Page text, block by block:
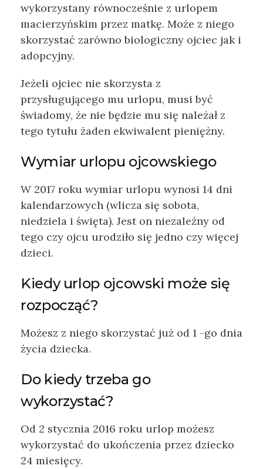
wykorzystany równocześnie z urlopem
macierzyńskim przez matkę. Może z niego
skorzystać zarówno biologiczny ojciec jak i
adopcyjny.
Jeżeli ojciec nie skorzysta z
przysługującego mu urlopu, musi być
świadomy, że nie będzie mu się należał z
tego tytułu żaden ekwiwalent pieniężny.
Wymiar urlopu ojcowskiego
W 2017 roku wymiar urlopu wynosi 14 dni
kalendarzowych (wlicza się sobota,
niedziela i święta). Jest on niezależny od
tego czy ojcu urodziło się jedno czy więcej
dzieci.
Kiedy urlop ojcowski może się
rozpocząć?
Możesz z niego skorzystać już od 1 -go dnia
życia dziecka.
Do kiedy trzeba go
wykorzystać?
Od 2 stycznia 2016 roku urlop możesz
wykorzystać do ukończenia przez dziecko
24 miesięcy.